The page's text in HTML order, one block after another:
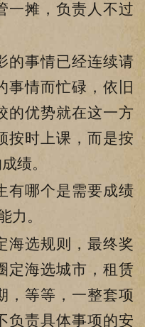
一摊，负责人不过
事情已经连续请
事情而忙碌，依旧
的优势就在这一方
按时上课，而是按
绩。
哪个是需要成绩
力。
选规则，最终奖
定海选城市，租赁
，等等，一整套项
负责具体事项的安